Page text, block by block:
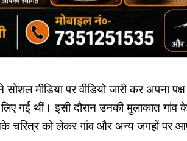
सोशल मीडिया पर वीडियो जारी कर अपना
लिए गई थीं। इसी दौरान उनकी मुलाकात
चरित्र को लेकर गांव और अन्य जगहों पर